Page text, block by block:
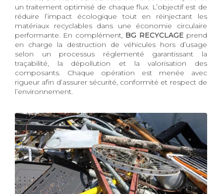
un traitement optimisé de chaque flux. L’objectif est de
réduire l’impact écologique tout en réinjectant les
matériaux recyclables dans une économie circulaire
performante. En complément, BG RECYCLAGE prend
en charge la destruction de véhicules hors d’usage
selon un processus réglementé garantissant la
traçabilité, la dépollution et la valorisation des
composants. Chaque opération est menée avec
rigueur afin d’assurer sécurité, conformité et respect de
l’environnement.